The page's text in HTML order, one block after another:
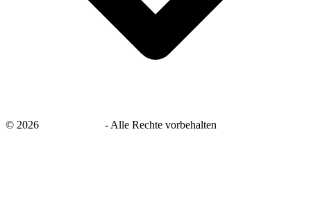
© 2026 - Alle Rechte vorbehalten